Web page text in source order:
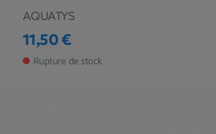
AQUATYS
Prix
11,50 €
Rupture de stock